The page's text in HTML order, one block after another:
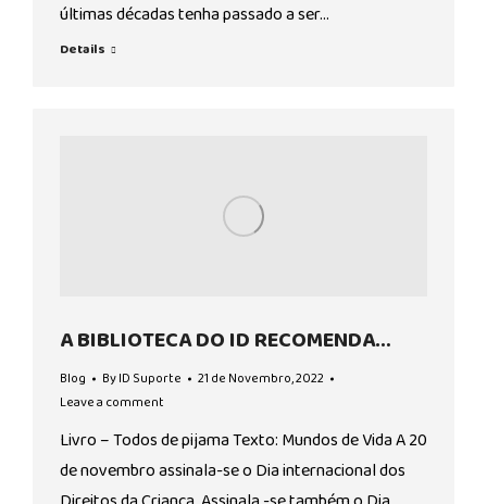
últimas décadas tenha passado a ser…
Details
A BIBLIOTECA DO ID RECOMENDA…
Blog ByID Suporte
21 de Novembro, 2022
Leave a comment
Livro – Todos de pijama Texto: Mundos de Vida A 20
de novembro assinala-se o Dia internacional dos